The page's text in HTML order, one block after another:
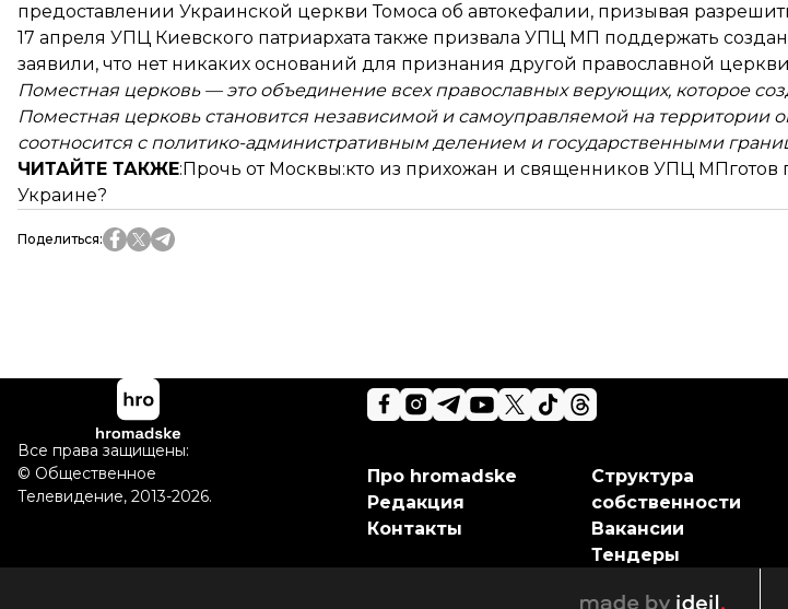
предоставлении Украинской церкви Томоса об автокефалии, призывая
17 апреля УПЦ Киевского патриархата также призвала УПЦ МП поддержать
заявили, что нет никаких оснований для признания другой православной
Поместная церковь — это объединение всех православных верующих, которое
Поместная церковь становится независимой и самоуправляемой на территории
соотносится с политико-административным делением и государственными
ЧИТАЙТЕ ТАКЖЕ:Прочь от Москвы:кто из прихожан и священников УПЦ МП
Украине?
Поделиться:
Про hromadske
Редакция
Контакты
Структура
собственности
Вакансии
Тендеры
Все права защищены:
© Общественное
Телевидение, 2013-2026.
ideil